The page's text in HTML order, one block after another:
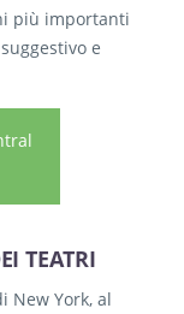
più importanti
e
TEATRI
New York, al